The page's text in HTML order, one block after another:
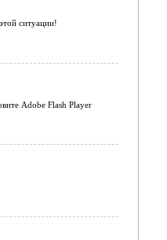
ситуации!
Adobe Flash Player